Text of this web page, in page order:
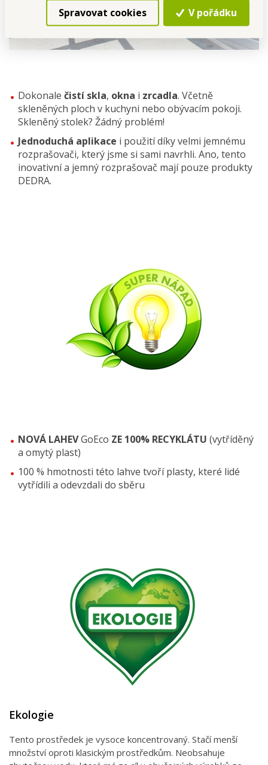
Spravovat cookies V pořádku
Dokonale čistí skla, okna i zrcadla. Včetně
skleněných ploch v kuchyni nebo obývacím pokoji.
Skleněný stolek? Žádný problém!
Jednoduchá aplikace i použití díky velmi jemnému
rozprašovači, který jsme si sami navrhli. Ano, tento
inovativní a jemný rozprašovač mají pouze produkty
DEDRA.
NOVÁ LAHEVGoEco ZE 100% RECYKLÁTU (vytříděný
a omytý plast)
100 % hmotnosti této lahve tvoří plasty, které lidé
vytřídili a odevzdali do sběru
Ekologie
Tento prostředek je vysoce koncentrovaný. Stačí menší
množství oproti klasickým prostředkům. Neobsahuje